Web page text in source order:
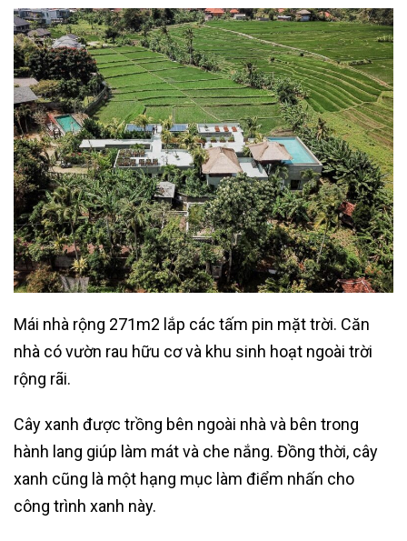
Mái nhà rộng 271m2 lắp các tấm pin mặt trời. Căn
nhà có vườn rau hữu cơ và khu sinh hoạt ngoài trời
rộng rãi.
Cây xanh được trồng bên ngoài nhà và bên trong
hành lang giúp làm mát và che nắng. Đồng thời, cây
xanh cũng là một hạng mục làm điểm nhấn cho
công trình xanh này.